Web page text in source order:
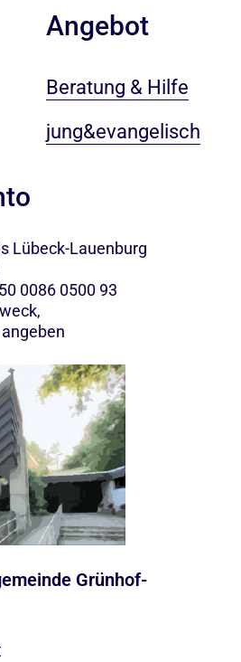
Angebot
Beratung & Hilfe
jung&evangelisch
Lübeck-Lauenburg
0086 0500 93
Grünhof-